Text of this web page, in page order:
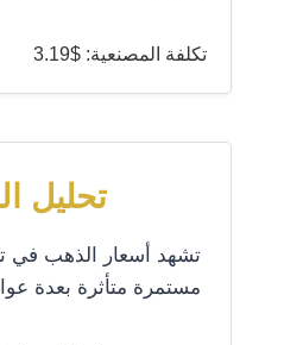
تكلفة المصنعية: $3.19
تحليل
تشهد أسعار الذهب في
مستمرة متأثرة بعدة